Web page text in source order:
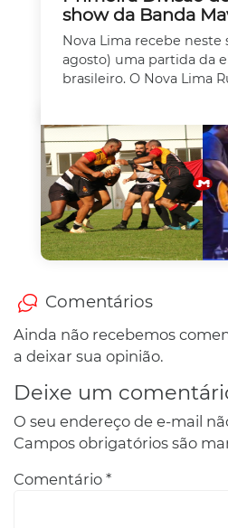
show da Banda
Nova Lima recebe neste
agosto) uma partida da
brasileiro. O Nova Lima
Comentários
Ainda não recebemos
a deixar sua opinião.
Deixe um
O seu endereço de e-mail
Campos obrigatórios são
Comentário *